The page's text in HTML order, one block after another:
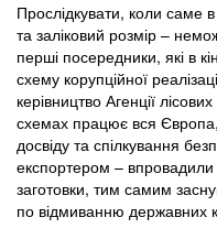
Прослідкувати, коли саме
та заліковий розмір –
перші посередники, які в
схему корупційної
керівництво Агенції
схемах працює вся
досвіду та спілкування
експортером – впровадили
заготовки, тим самим
по відмиванню державних